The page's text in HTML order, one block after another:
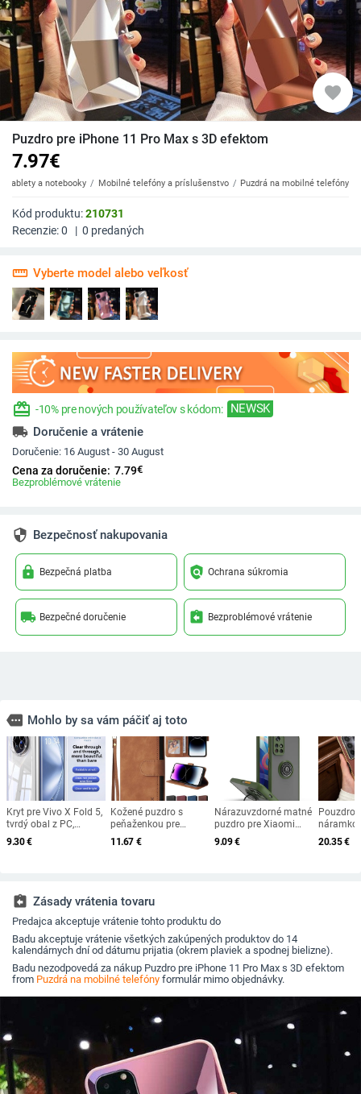
favorite
Puzdro pre iPhone 11 Pro Max s 3D efektom
7.97€
tablety a notebooky Mobilné telefóny a príslušenstvo Puzdrá na mobilné telefóny
Kód produktu:210731
Recenzie:0 | 0 predaných
straighten Vyberte model alebo veľkosť
redeem -10% pre nových používateľov s kódom: NEWSK
local_shipping Doručenie a vrátenie
Doručenie: 16 August - 30 August
Cena za doručenie: 7.79€
Bezproblémové vrátenie
security Bezpečnosť nakupovania
lock Bezpečná platba policy Ochrana súkromia
local_shipping Bezpečné doručenie assignment_return Bezproblémové vrátenie
more Mohlo by sa vám páčiť aj toto
Kryt pre Vivo X Fold 5,
tvrdý obal z PC,
elektroplatinovaný
povrch, proti pádu,
9.30€
Kožené puzdro s
peňaženkou pre
iPhone 15 Pro Max 14
13 Mini 12 11 XS XR X
11.67 €
Nárazuvzdorné matné
puzdro pre Xiaomi
Redmi Note 11 Pro
Max 9 10 Poco X3
9.09€
Pouzdro
MAGIC
stoj
20.35€
assignment_return Zásady vrátenia tovaru
Predajca akceptuje vrátenie tohto produktu do
Badu akceptuje vrátenie všetkých zakúpených produktov do 14
kalendárnych dní od dátumu prijatia (okrem plaviek a spodnej bielizne).
Badu nezodpovedá za nákup Puzdro pre iPhone 11 Pro Max s 3D efektom
from Puzdrá na mobilné telefóny formulár mimo objednávky.